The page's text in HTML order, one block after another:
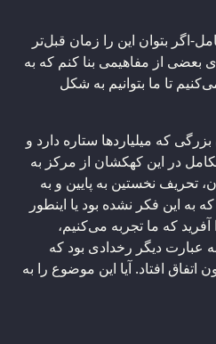
اگر بتوان این را زمان قبل‌تر
از مفاهیمی بنا کنم که به
تا ما بتوانیم به شکل
که میلیاردها ستاره دارد و
در این کهکشان از مرکز به
تحریف نخستین به پایین و به
به این فکر نشده بود یا اینطور
که ما تجربه می‌کنیم،
عبارت دیگر رخدادی بود که
افتاد. آیا این موضوع را به